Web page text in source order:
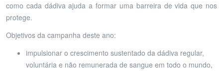
como cada dádiva ajuda a formar uma barreira de vida que nos
protege.
Objetivos da campanha deste ano:
impulsionar o crescimento sustentado da dádiva regular,
voluntária e não remunerada de sangue em todo o mundo,